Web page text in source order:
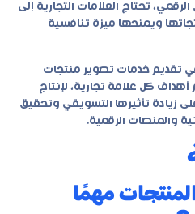
تحتاج العلامات التجارية إلى
ويمنحها ميزة تنافسية
تقديم خدمات تصوير منتجات
كل علامة تجارية، لإنتاج
زيادة تأثيرها التسويقي وتحقيق
والمنصات الرقمية.
مهمًا